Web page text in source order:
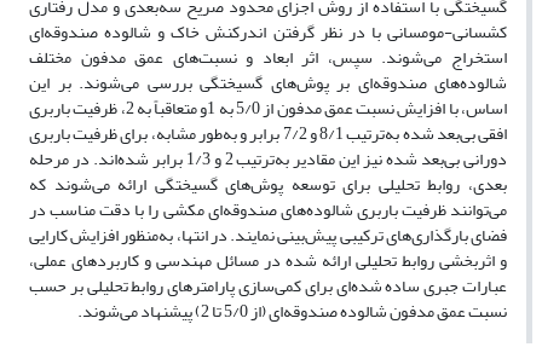
گسیختگی با استفاده از روش اجزای محدود صریح سه‌بعدی و مدل‌ رفتاری
کشسانی-مومسانی با در نظر گرفتن اندرکنش‌ خاک و شالوده صندوقه‌ای
استخراج می‌شوند. سپس، اثر ابعاد و نسبت‌های عمق مدفون مختلف
شالوده‌های صندوقه‌ای بر پوش‌های گسیختگی بررسی می‌شوند. بر این
اساس، با افزایش نسبت عمق مدفون از 5/0 به 1و متعاقباً به 2، ظرفیت باربری
افقی بی‌بعد شده به‌ترتیب 8/1 و 7/2 برابر و به‌طور مشابه، برای ظرفیت باربری
دورانی بی‌بعد شده نیز این مقادیر به‌ترتیب 2 و 1/3 برابر شده‌اند. در مرحله
بعدی، روابط تحلیلی برای توسعه پوش‌های گسیختگی ارائه‌ می‌شوند که
می‌توانند ظرفیت باربری شالوده‌های صندوقه‌ای مکشی را با دقت مناسب در
فضای بارگذاری‌های ترکیبی پیش‌بینی نمایند. در انتها، به‌منظور افزایش کارایی
و اثربخشی روابط تحلیلی ارائه شده در مسائل مهندسی و کاربردهای عملی،
عبارات جبری ساده ‌شده‌ای برای کمی‌سازی پارامترهای روابط تحلیلی بر حسب
نسبت عمق مدفون شالوده صندوقه‌ای (از 5/0 تا 2) پیشنهاد ‌می‌شوند.